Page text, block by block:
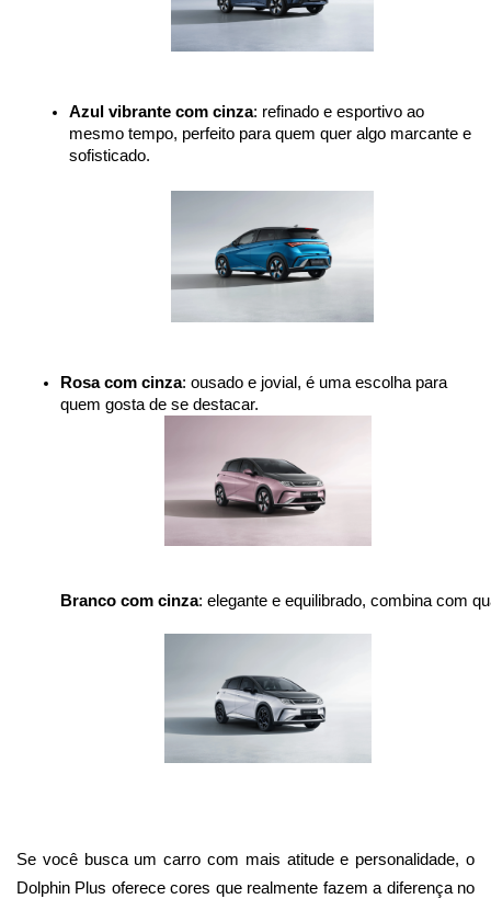
Azul vibrante com cinza: refinado e esportivo ao
mesmo tempo, perfeito para quem quer algo marcante e
sofisticado.
Rosa com cinza: ousado e jovial, é uma escolha para
quem gosta de se destacar.
Branco com cinza: elegante e equilibrado, combina com
Se você busca um carro com mais atitude e personalidade, o
Dolphin Plus oferece cores que realmente fazem a diferença no